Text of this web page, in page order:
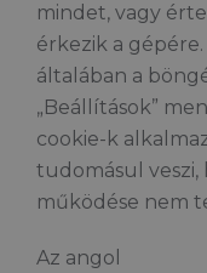
mindet, vagy
érkezik a
általában a
„Beállítások”
cookie-k
tudomásul veszi,
működése nem
Az angol